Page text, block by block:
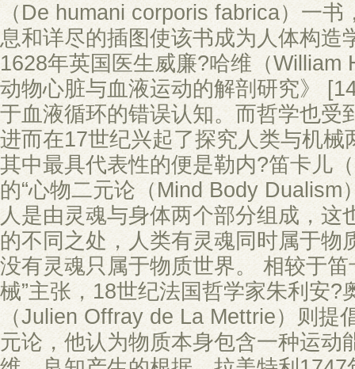
（De humani corporis fabrica）一
息和详尽的插图使该书成为人体构造
1628年英国医生威廉?哈维（William
动物心脏与血液运动的解剖研究》
于血液循环的错误认知。而哲学也受
进而在17世纪兴起了探究人类与机械
其中最具代表性的便是勒内?笛卡儿
的“心物二元论（Mind Body Dualism
人是由灵魂与身体两个部分组成，这
的不同之处，人类有灵魂同时属于物
没有灵魂只属于物质世界。 相较于笛
械”主张，18世纪法国哲学家朱利安?
（Julien Offray de La Mettrie）则提
元论，他认为物质本身包含一种运动